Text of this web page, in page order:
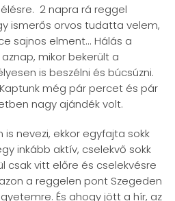
2 napra rá reggel
ismerős orvos tudatta velem,
sajnos elment... Hálás a
mikor bekerült a
is beszélni és búcsúzni.
még pár percet és pár
nagy ajándék volt.
is nevezi, ekkor egyfajta sokk
inkább aktív, cselekvő sokk
csak vitt előre és cselekvésre
a reggelen pont Szegeden
És ahogy jött a hír, az